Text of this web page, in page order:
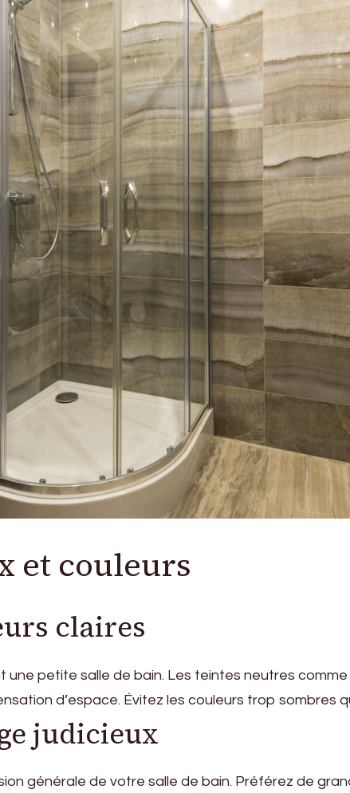
et couleurs
claires
petite salle de bain. Les teintes neutres comme
d’espace. Évitez les couleurs trop sombres
judicieux
générale de votre salle de bain. Préférez de